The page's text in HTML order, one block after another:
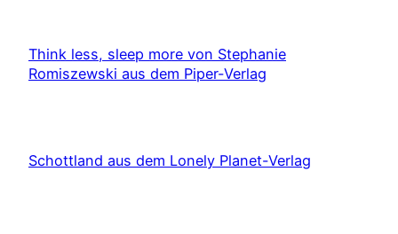
Think less, sleep more von Stephanie
Romiszewski aus dem Piper-Verlag
Schottland aus dem Lonely Planet-Verlag